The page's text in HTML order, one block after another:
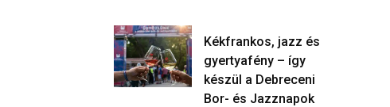
Kékfrankos, jazz és
gyertyafény – így
készül a Debreceni
Bor- és Jazznapok